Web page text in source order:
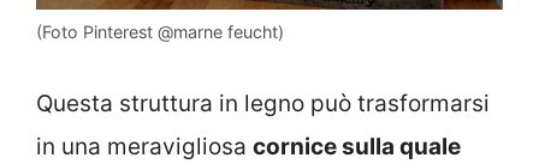
(Foto Pinterest @marne feucht)
Questa struttura in legno può trasformarsi
in una meravigliosa cornice sulla quale